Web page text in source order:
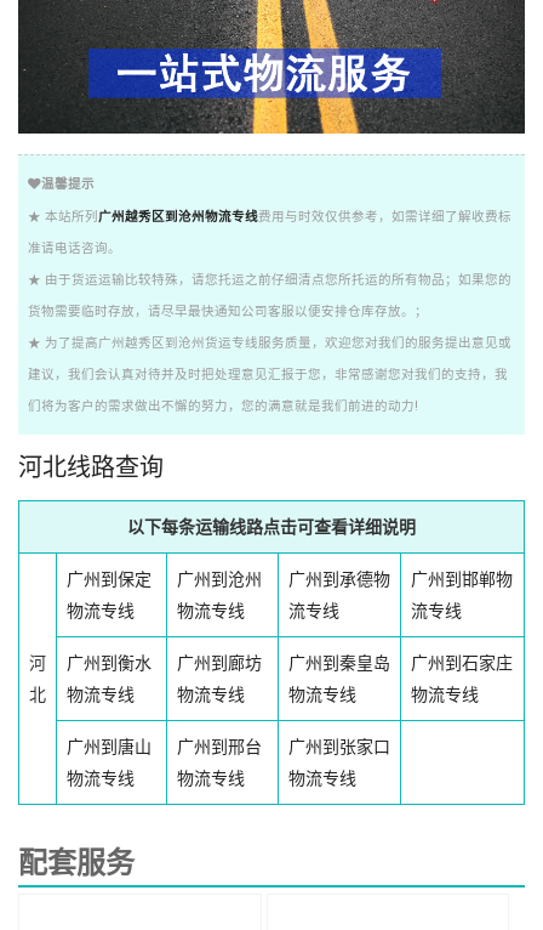
温馨提示
★ 本站所列 广州越秀区到沧州物流专线费用与时效仅供参考，如需详细了解收费标
准请电话咨询。
★ 由于货运运输比较特殊，请您托运之前仔细清点您所托运的所有物品；如果您的
货物需要临时存放，请尽早最快通知公司客服以便安排仓库存放。；
★ 为了提高广州越秀区到沧州货运专线服务质量，欢迎您对我们的服务提出意见或
建议，我们会认真对待并及时把处理意见汇报于您，非常感谢您对我们的支持，我
们将为客户的需求做出不懈的努力，您的满意就是我们前进的动力!
河北线路查询
以下每条运输线路点击可查看详细说明
河
北
广州到保定
物流专线
广州到沧州
物流专线
广州到承德物
流专线
广州到邯郸物
流专线
广州到衡水
物流专线
广州到廊坊
物流专线
广州到秦皇岛
物流专线
广州到石家庄
物流专线
广州到唐山
物流专线
广州到邢台
物流专线
广州到张家口
物流专线
配套服务